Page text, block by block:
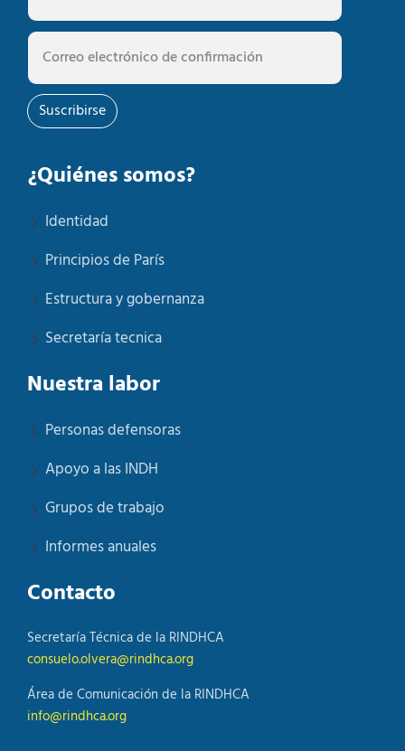
Suscribirse
¿Quiénes somos?
Identidad
Principios de París
Estructura y gobernanza
Secretaría tecnica
Nuestra labor
Personas defensoras
Apoyo a las INDH
Grupos de trabajo
Informes anuales
Contacto
Secretaría Técnica de la RINDHCA
consuelo.olvera@rindhca.org
Área de Comunicación de la RINDHCA
info@rindhca.org